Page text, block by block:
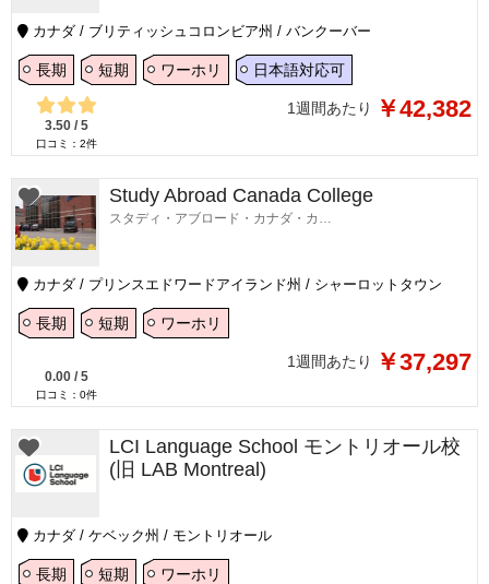
カナダ / ブリティッシュコロンビア州 / バンクーバー
長期 短期 ワーホリ 日本語対応可
3.50 / 5
口コミ： 2件
1週間あたり ￥42,382
Study Abroad Canada College
スタディ・アブロード・カナダ・カレッジ
カナダ / プリンスエドワードアイランド州 / シャーロットタウン
長期 短期 ワーホリ
0.00 / 5
口コミ： 0件
1週間あたり ￥37,297
LCI Language School モントリオール校
(旧 LAB Montreal)
カナダ / ケベック州 / モントリオール
長期 短期 ワーホリ